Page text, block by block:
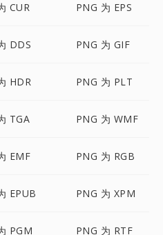
CUR PNG 为 EPS
DDS PNG 为 GIF
HDR PNG 为 PLT
TGA PNG 为 WMF
EMF PNG 为 RGB
EPUB PNG 为 XPM
PGM PNG 为 RTF